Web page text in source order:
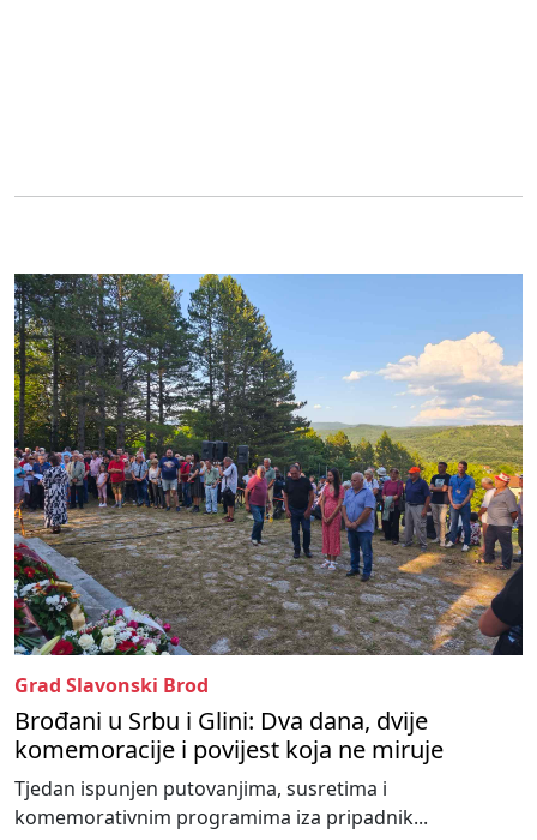
Grad Slavonski Brod
Brođani u Srbu i Glini: Dva dana, dvije
komemoracije i povijest koja ne miruje
Tjedan ispunjen putovanjima, susretima i
komemorativnim programima iza pripadnik...